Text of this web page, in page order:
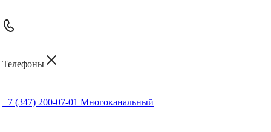
Телефоны
+7 (347) 200-07-01 Многоканальный